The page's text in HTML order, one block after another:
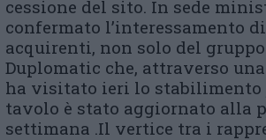
cessione del sito. In sede
confermato l’interessamento
acquirenti, non solo del
Duplomatic che, attraverso
ha visitato ieri lo
tavolo è stato aggiornato alla
settimana .Il vertice tra i